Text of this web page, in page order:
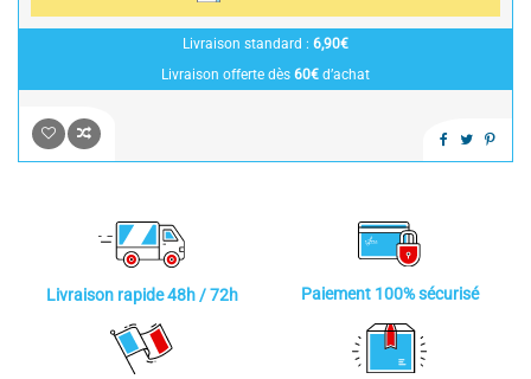
Livraison standard : 6,90€
Livraison offerte dès 60€ d’achat
Livraison rapide 48h / 72h Paiement 100% sécurisé